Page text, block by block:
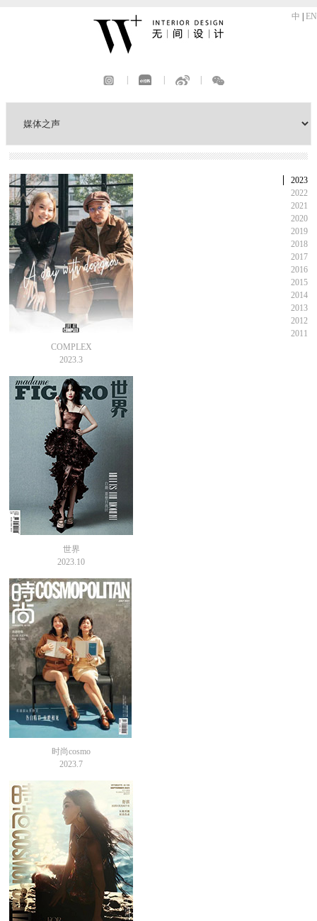
中 EN
COMPLEX
2023.3
世界
2023.10
时尚cosmo
2023.7
2023
2022
2021
2020
2019
2018
2017
2016
2015
2014
2013
2012
2011